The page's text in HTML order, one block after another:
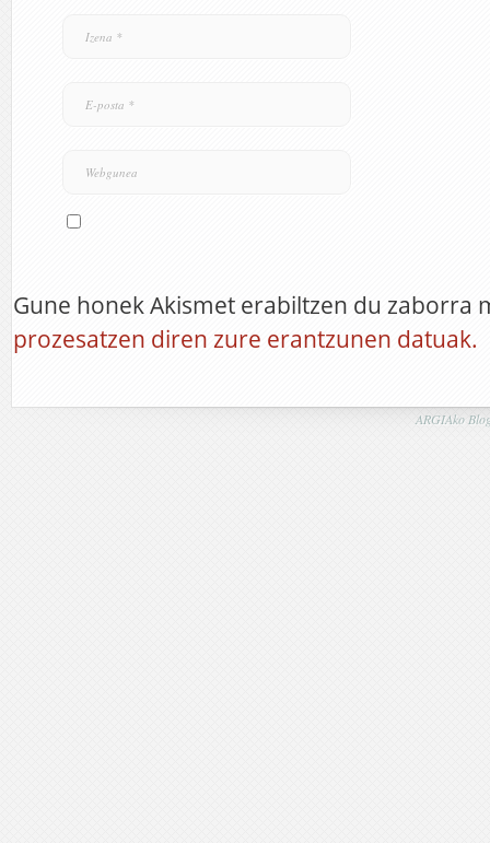
Gune honek Akismet erabiltzen du zaborra
prozesatzen diren zure erantzunen datuak.
ARGIAko